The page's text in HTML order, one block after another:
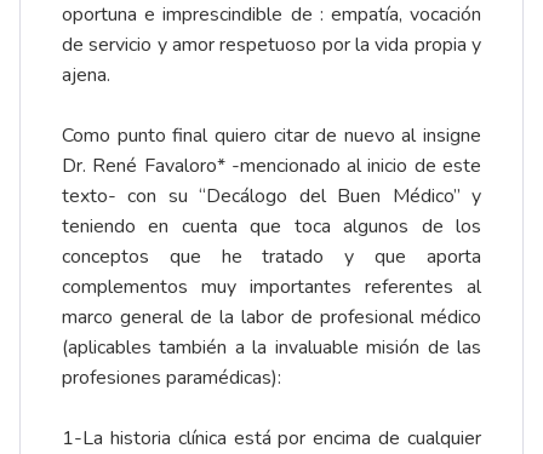
oportuna e imprescindible de : empatía, vocación
de servicio y amor respetuoso por la vida propia y
ajena.
Como punto final quiero citar de nuevo al insigne
Dr. René Favaloro* -mencionado al inicio de este
texto- con su “Decálogo del Buen Médico” y
teniendo en cuenta que toca algunos de los
conceptos que he tratado y que aporta
complementos muy importantes referentes al
marco general de la labor de profesional médico
(aplicables también a la invaluable misión de las
profesiones paramédicas):
1-La historia clínica está por encima de cualquier